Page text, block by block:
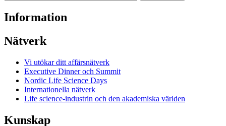
Information
Nätverk
Vi utökar ditt affärsnätverk
Executive Dinner och Summit
Nordic Life Science Days
Internationella nätverk
Life science-industrin och den akademiska världen
Kunskap